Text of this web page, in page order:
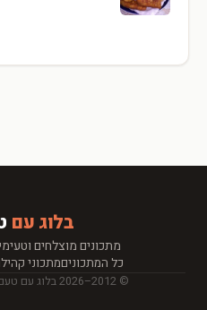
בלוג עם
מתכונים מוצלחים
כל המתכוניםמתכוני
© 2012–2026 בלוג עם טעם טוב · כל הזכויות שמורות